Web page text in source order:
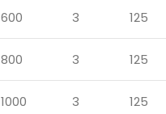
600 3 125
800 3 125
1000 3 125